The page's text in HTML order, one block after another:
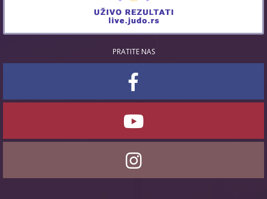
PRATITE NAS